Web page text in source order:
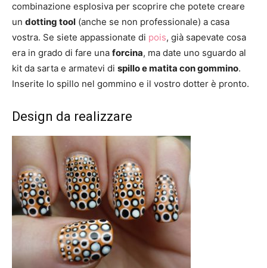
combinazione esplosiva per scoprire che potete creare
un dotting tool (anche se non professionale) a casa
vostra. Se siete appassionate di pois, già sapevate cosa
era in grado di fare una forcina, ma date uno sguardo al
kit da sarta e armatevi di spillo e matita con gommino.
Inserite lo spillo nel gommino e il vostro dotter è pronto.
Design da realizzare